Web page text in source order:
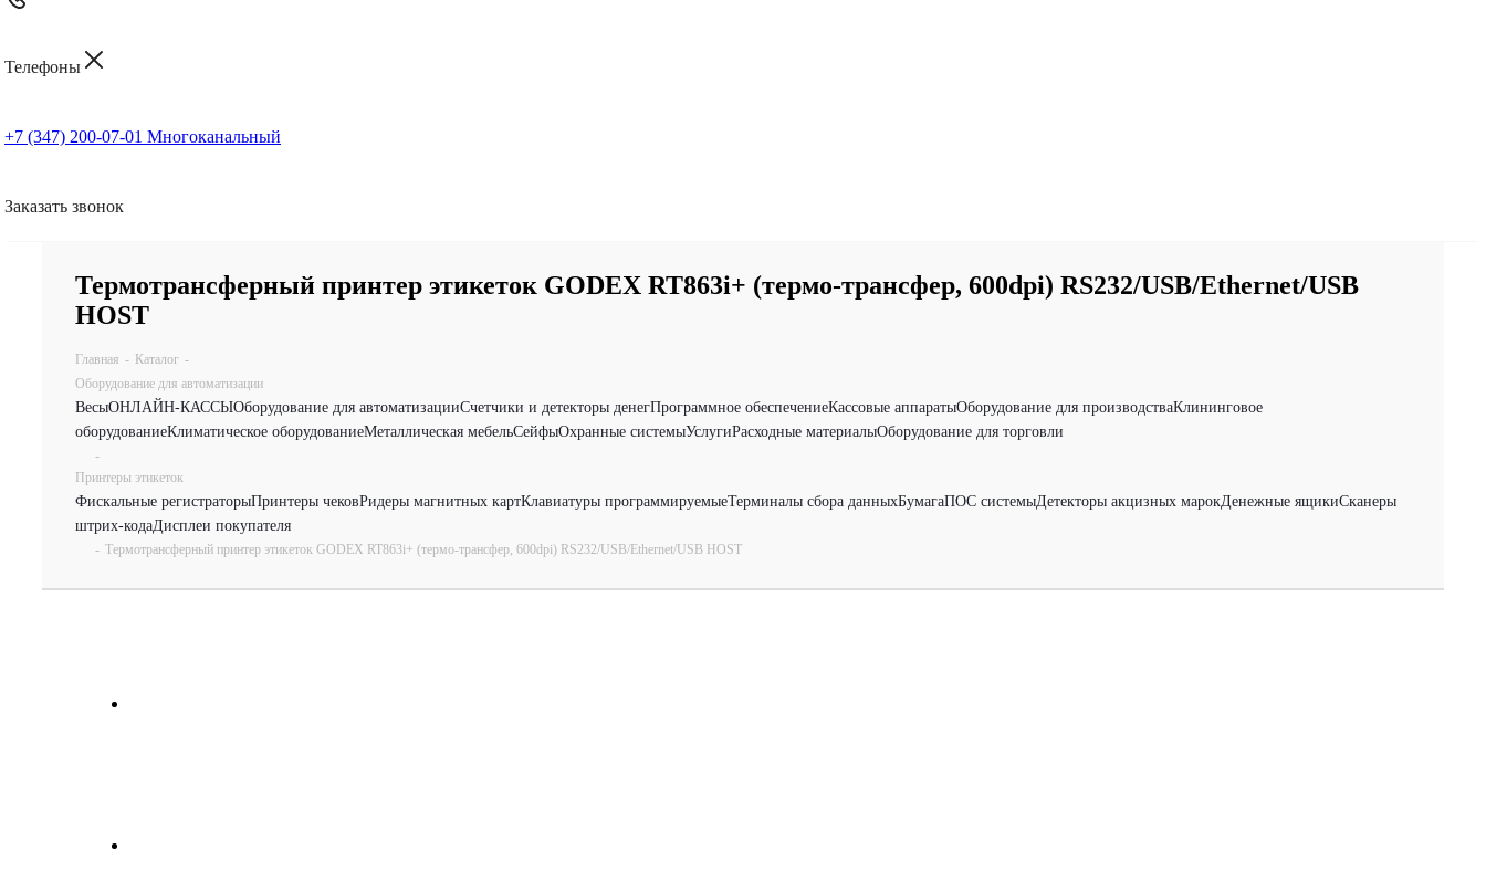
Телефоны
+7 (347) 200-07-01 Многоканальный
Заказать звонок
Термотрансферный принтер этикеток GODEX RT863i+ (термо-трансфер, 600dpi) RS232/USB/Ethernet/USB
HOST
Главная - Каталог -
Оборудование для автоматизации
ВесыОНЛАЙН-КАССЫОборудование для автоматизацииСчетчики и детекторы денегПрограммное обеспечениеКассовые аппаратыОборудование для производстваКлининговое
оборудованиеКлиматическое оборудованиеМеталлическая мебельСейфыОхранные системыУслугиРасходные материалыОборудование для торговли
-
Принтеры этикеток
Фискальные регистраторыПринтеры чековРидеры магнитных картКлавиатуры программируемыеТерминалы сбора данныхБумагаПОС системыДетекторы акцизных марокДенежные ящикиСканеры
штрих-кодаДисплеи покупателя
- Термотрансферный принтер этикеток GODEX RT863i+ (термо-трансфер, 600dpi) RS232/USB/Ethernet/USB HOST